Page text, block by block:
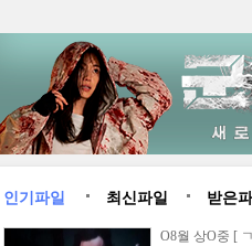
인기파일 최신파일 받은
O8월 상O중 [